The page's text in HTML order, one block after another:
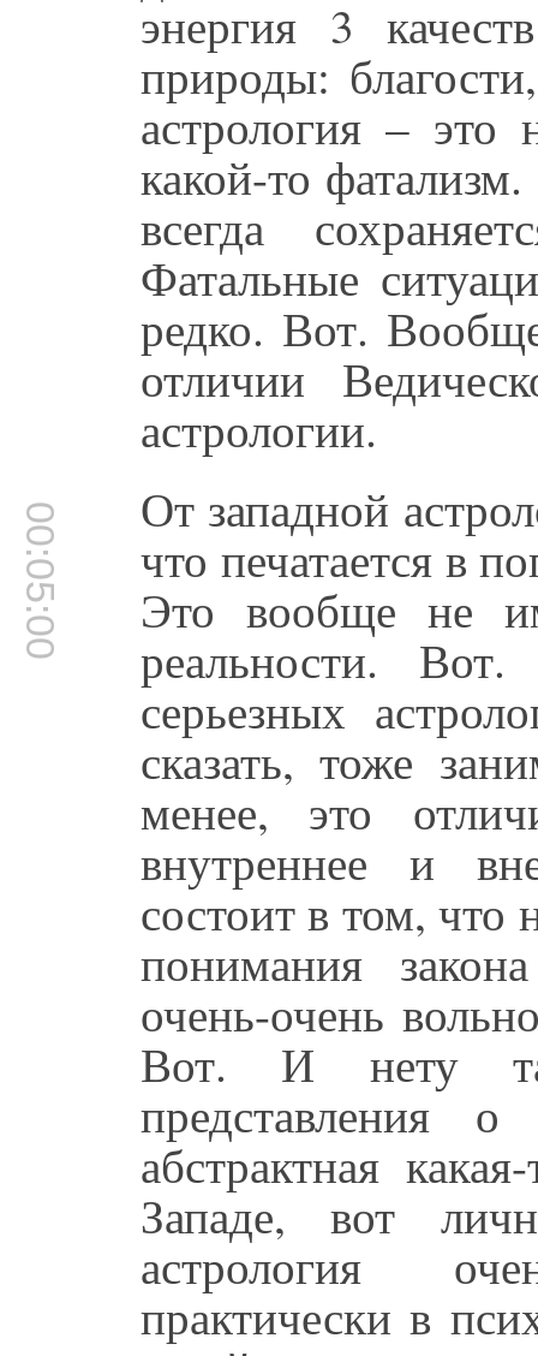
энергия 3
природы:
астрология – это
какой-то
всегда
Фатальные
редко. Вот.
отличии
астрологии.
00:05:00 От западной
что печатается в
Это вообще не
реальности.
серьезных
сказать, тоже
менее, это
внутреннее и
состоит в том, что
понимания
очень-очень
Вот. И нету
представления
абстрактная
Западе, вот
астрология
практически в